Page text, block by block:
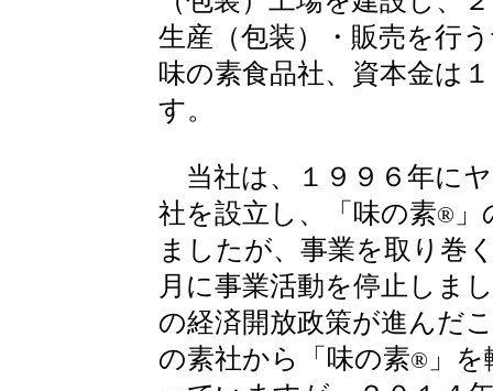
生産（包装）・販売を行
味の素食品社、資本金は
す。
当社は、１９９６年に
社を設立し、「味の素®
ましたが、事業を取り巻
月に事業活動を停止しま
の経済開放政策が進んだ
の素社から「味の素® 」